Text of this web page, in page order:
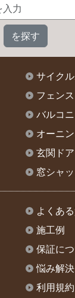
サイク
フェンス
バルコ
オーニ
玄関ドア
窓シャ
よくあ
施工例
保証に
悩み解決
利用規約